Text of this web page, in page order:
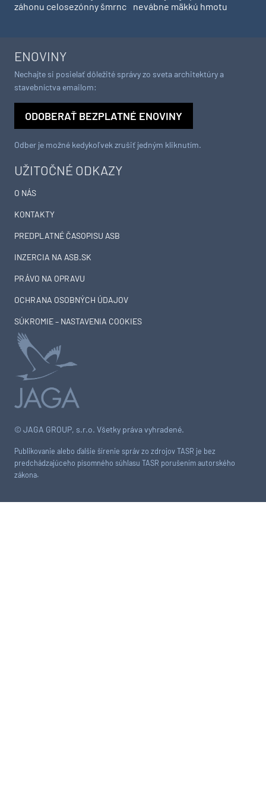
záhonu celosezónny šmrnc
nevábne mäkkú hmotu
© JAGA GROUP, s.r.o. Všetky práva vyhradené.
Publikovanie alebo ďalšie šírenie správ zo zdrojov TASR je bez
predchádzajúceho písomného súhlasu TASR porušením autorského
zákona.
UŽITOČNÉ ODKAZY
O NÁS
KONTAKTY
PREDPLATNÉ ČASOPISU ASB
INZERCIA NA ASB.SK
PRÁVO NA OPRAVU
OCHRANA OSOBNÝCH ÚDAJOV
SÚKROMIE – NASTAVENIA COOKIES
ENOVINY
Nechajte si posielať dôležité správy zo sveta architektúry a
stavebníctva emailom:
ODOBERAŤ BEZPLATNÉ ENOVINY
Odber je možné kedykoľvek zrušiť jedným kliknutím.